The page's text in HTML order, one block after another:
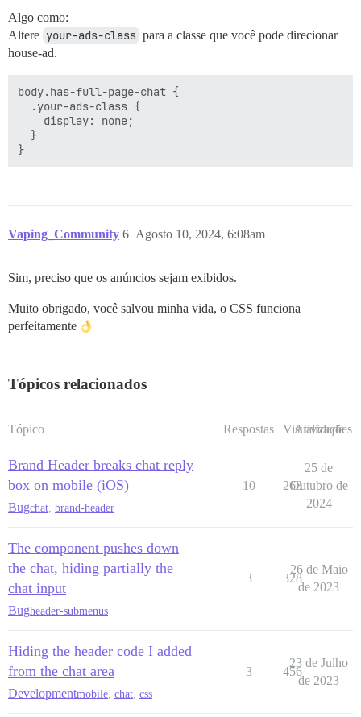
Algo como:
Altere your-ads-class para a classe que você pode direcionar
house-ad.
body.has-full-page-chat {
  .your-ads-class {
    display: none;
  }
Vaping_Community Agosto 10, 2024, 6:08am
6
Sim, preciso que os anúncios sejam exibidos.
Muito obrigado, você salvou minha vida, o CSS funciona
perfeitamente
Tópicos relacionados
Tópico Respostas Visualizações
Atividade
Brand Header breaks chat reply
box on mobile (iOS)
Bugchat brand-header
10 263
25 de
Outubro de
2024
The component pushes down
the chat, hiding partially the
chat input
Bugheader-submenus
3 328
26 de Maio
de 2023
Hiding the header code I added
from the chat area
Developmentmobile chat css
3 456
23 de Julho
de 2023